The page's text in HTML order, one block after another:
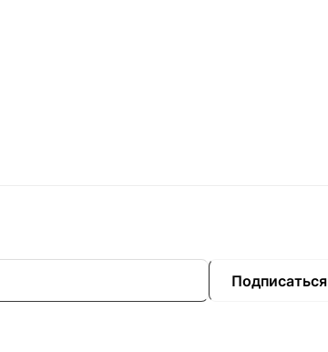
Подписаться